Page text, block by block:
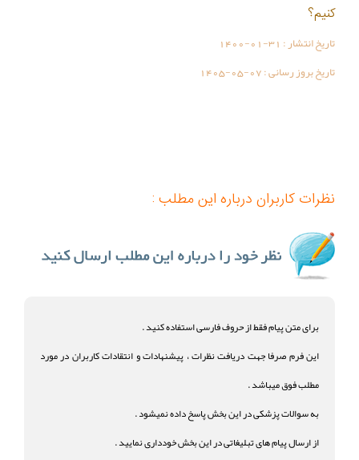
کنیم؟
تاریخ انتشار : 1400-01-31
تاریخ بروز رسانی :1405-05-07
نظرات کاربران درباره این مطلب :
برای متن پیام فقط از حروف فارسی استفاده کنید .
این فرم صرفا جهت دریافت نظرات ، پیشنهادات و انتقادات کاربران در مورد
مطلب فوق میباشد .
به سوالات پزشکی در این بخش پاسخ داده نمیشود .
از ارسال پیام های تبلیغاتی در این بخش خودداری نمایید .